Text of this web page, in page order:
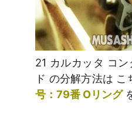
21 カルカッタ コ
ド の分解方法は
号：79番 Oリング